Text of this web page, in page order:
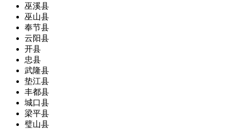
巫溪县
巫山县
奉节县
云阳县
开县
忠县
武隆县
垫江县
丰都县
城口县
梁平县
璧山县